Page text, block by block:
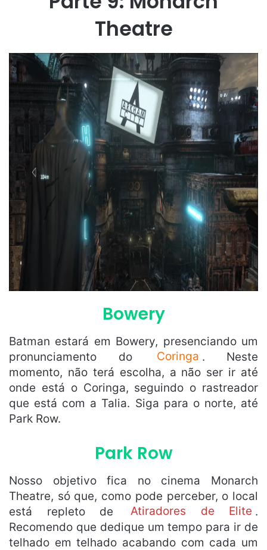
Theatre
Bowery
Batman estará em Bowery, presenciando um
pronunciamento do
Coringa . Neste
momento, não terá escolha, a não ser ir até
onde está o Coringa, seguindo o rastreador
que está com a Talia. Siga para o norte, até
Park Row.
Park Row
Nosso objetivo fica no cinema Monarch
Theatre, só que, como pode perceber, o local
está repleto de
Atiradores de Elite .
Recomendo que dedique um tempo para ir de
telhado em telhado acabando com cada um